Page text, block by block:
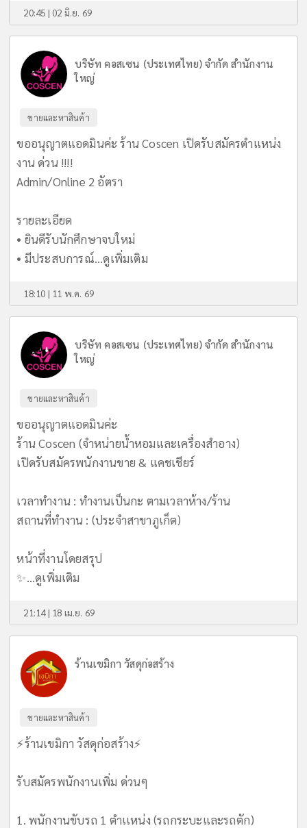
20:45 | 02 มิ.ย. 69
บริษัท คอสเซน (ประเทศไทย) จำกัด สำนักงาน
ใหญ่
ขายและหาสินค้า
ขออนุญาตแอดมินค่ะ ร้าน Coscen เปิดรับสมัครตำแหน่ง
งาน ด่วน !!!!
Admin/Online 2 อัตรา
รายละเอียด
• ยินดีรับนักศึกษาจบใหม่
• มีประสบการณ์...ดูเพิ่มเติม
18:10 | 11 พ.ค. 69
บริษัท คอสเซน (ประเทศไทย) จำกัด สำนักงาน
ใหญ่
ขายและหาสินค้า
ขออนุญาตแอดมินค่ะ
ร้าน Coscen (จำหน่ายน้ำหอมและเครื่องสำอาง)
เปิดรับสมัครพนักงานขาย & แคชเชียร์
เวลาทำงาน : ทำงานเป็นกะ ตามเวลาห้าง/ร้าน
สถานที่ทำงาน : (ประจำสาขาภูเก็ต)
หน้าที่งานโดยสรุป
✨...ดูเพิ่มเติม
21:14 | 18 เม.ย. 69
ร้านเขมิกา วัสดุก่อสร้าง
ขายและหาสินค้า
⚡️ร้านเขมิกา วัสดุก่อสร้าง⚡️
รับสมัครพนักงานเพิ่ม ด่วนๆ
1. พนักงานขับรถ 1 ตำเเหน่ง (รถกระบะและรถตัก)